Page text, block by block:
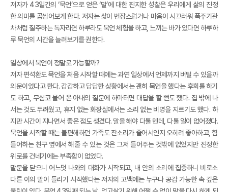
저자가 43일간의 ‘묵언’으로 얻은 ‘말’에 대한 진지한 성찰은 우리에게 삶의 진정
한 의미를 곱씹어보게 한다. 저자는 삶이 번잡스럽거나 마음이 시끄러워 폭주기관
차처럼 질주하는 독자라면 하루라도 묵언 체험을 하고, 느끼는 바가 있다면 하루하
루 묵언의 시간을 늘려보기를 권한다.
일상에서 묵언이 정말로 가능할까?
저자 편석환도 묵언을 처음 시작할 때에는 과연 일상에서 언제까지 버틸 수 있을까
의문이었다고 한다. 갑갑하고 답답한 상황에서는 괜히 묵언을 했다는 후회를 하기
도 하고, 무심코 물어 온 아내의 질문에 하마터면 대답을 할 뻔도 했다. 집 밖에 나
서는 것도 두려웠고, 휴지 없는 화장실에서는 소리 없는 비명을 지르기도 했다. 하
지만 시간이 지나면서 좋은 점도 생겼다. 말을 해야 다툴 텐데, 다툴 일이 없어졌다.
묵언을 시작할 때는 불편해하던 가족도 잔소리가 줄어서인지 오히려 좋아하고, 힘
들어하는 친구 옆에서 해줄 수 있는 것은 그저 들어주는 것밖에 없었지만 진정한
위로를 건네기에는 부족함이 없었다.
말문을 닫으니 어느덧 나와의 대화가 시작되고, 내 안의 소리에 집중하니 비로소
다른 이의 말이 들리기 시작했다는 저자의 고백에는 누구나 공감 가능한 속 깊은